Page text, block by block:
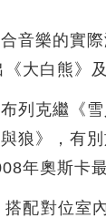
音樂的實
大白熊》
列克繼《
狼》，有
年奧斯卡
配對位